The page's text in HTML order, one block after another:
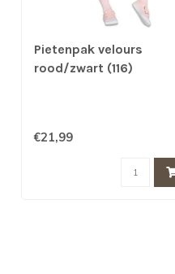
Pietenpak velours
rood/zwart (116)
€21,99